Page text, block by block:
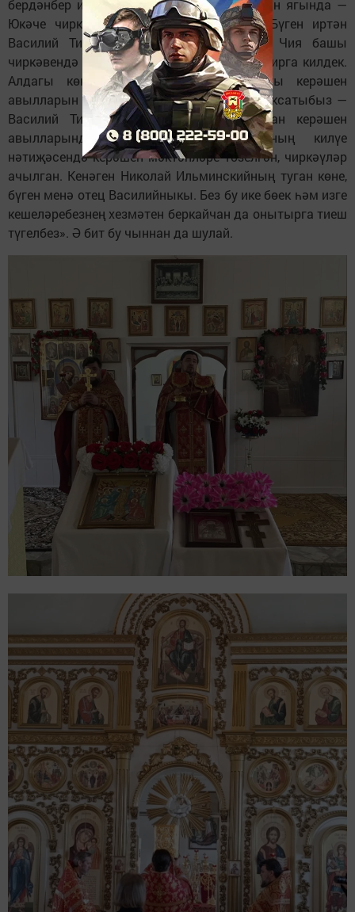
бердәнбер изгебез Петр Гавриловның туган ягында —
Юкәче чиркәвендә литургия уздырдык. Бүген иртән
Василий Тимофеевның туган авылы — Чия башы
чиркәвендә булдык. Аннары менә Владимирга килдек.
Алдагы көннәрдә Кукмара районындагы керәшен
авылларын йөреп чыккан идек. Безнең максатыбыз —
Василий Тимофеев эзләреннән ул булган керәшен
авылларында булып чыгу иде. Аның килүе
нәтиҗәсендә керәшен мәктәпләре төзелгән, чиркәүләр
ачылган. Кенәген Николай Ильминскийның туган көне,
бүген менә отец Василийныкы. Без бу ике бөек һәм изге
кешеләребезнең хезмәтен беркайчан да онытырга тиеш
түгелбез». Ә бит бу чыннан да шулай.